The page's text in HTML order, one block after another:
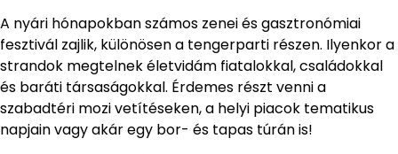
A nyári hónapokban számos zenei és gasztronómiai
fesztivál zajlik, különösen a tengerparti részen. Ilyenkor a
strandok megtelnek életvidám fiatalokkal, családokkal
és baráti társaságokkal. Érdemes részt venni a
szabadtéri mozi vetítéseken, a helyi piacok tematikus
napjain vagy akár egy bor- és tapas túrán is!